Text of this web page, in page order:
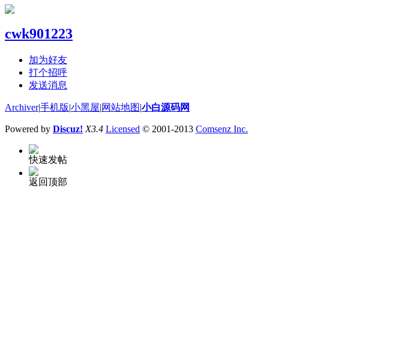
cwk901223
加为好友
打个招呼
发送消息
Archiver|手机版|小黑屋|网站地图|小白源码网
Powered by Discuz! X3.4 Licensed © 2001-2013 Comsenz Inc.
快速发帖
返回顶部